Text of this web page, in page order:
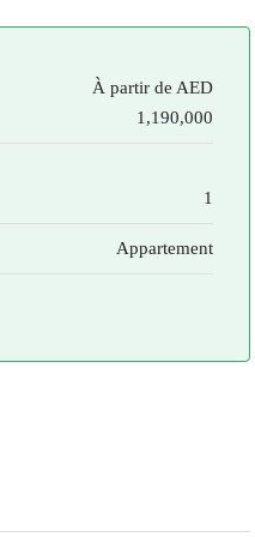
À partir de AED
1,190,000
1
Appartement